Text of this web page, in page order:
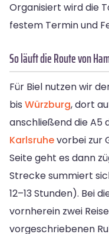
Organisiert wird die
festem Termin und
So läuft die Route von
Für Biel nutzen wir
bis Würzburg, dort
anschließend die A5
Karlsruhevorbei zur
Seite geht es dann
Strecke summiert
12–13 Stunden). Bei
vornherein zwei
vorgeschriebenen